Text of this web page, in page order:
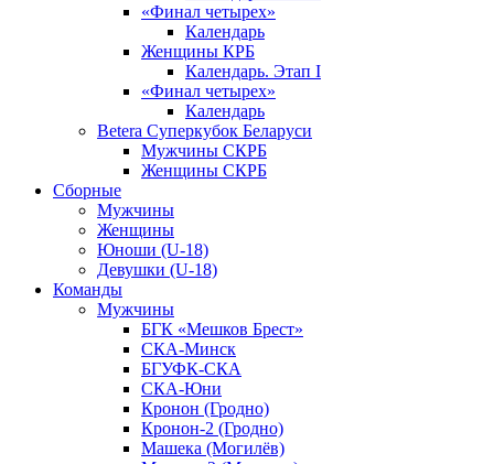
«Финал четырех»
Календарь
Женщины КРБ
Календарь. Этап I
«Финал четырех»
Календарь
Betera Суперкубок Беларуси
Мужчины СКРБ
Женщины СКРБ
Сборные
Мужчины
Женщины
Юноши (U-18)
Девушки (U-18)
Команды
Мужчины
БГК «Мешков Брест»
СКА-Минск
БГУФК-СКА
СКА-Юни
Кронон (Гродно)
Кронон-2 (Гродно)
Машека (Могилёв)